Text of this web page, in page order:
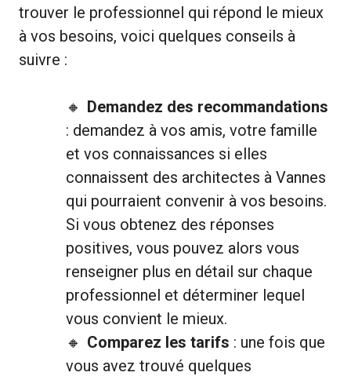
trouver le professionnel qui répond le mieux
à vos besoins, voici quelques conseils à
suivre :
Demandez des recommandations
: demandez à vos amis, votre famille
et vos connaissances si elles
connaissent des architectes à Vannes
qui pourraient convenir à vos besoins.
Si vous obtenez des réponses
positives, vous pouvez alors vous
renseigner plus en détail sur chaque
professionnel et déterminer lequel
vous convient le mieux.
Comparez les tarifs : une fois que
vous avez trouvé quelques